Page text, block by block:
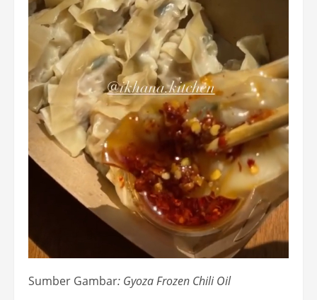
Sumber Gambar: Gyoza Frozen Chili Oil